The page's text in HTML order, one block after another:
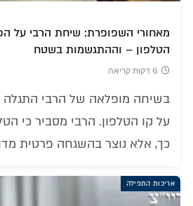
מאחורי השפופרת: שיחת הרבי על
הטלפון – וההתגשמות בשטח
6 דקות קריאה
בשיחה מופלאה של הרבי התגלה
על קו הטלפון. הרבי מסביר כי
כך, אלא נוצר בהשגחה פרטית
אריכות התפילה